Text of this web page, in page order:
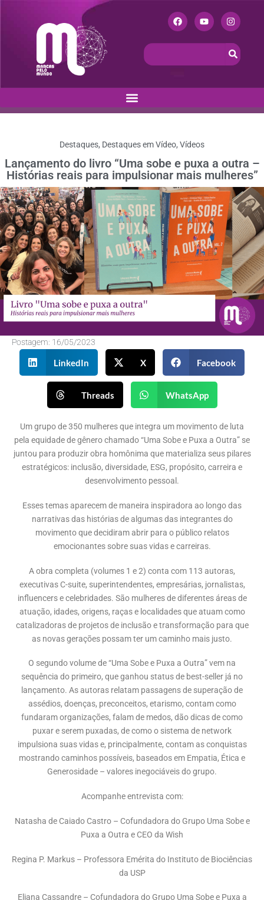
Destaques, Destaques em Vídeo, Vídeos
Lançamento do livro “Uma sobe e puxa a outra –
Histórias reais para impulsionar mais mulheres”
Postagem: 16/05/2023
LinkedIn X Facebook
Threads WhatsApp
Um grupo de 350 mulheres que integra um movimento de luta
pela equidade de gênero chamado “Uma Sobe e Puxa a Outra” se
juntou para produzir obra homônima que materializa seus pilares
estratégicos: inclusão, diversidade, ESG, propósito, carreira e
desenvolvimento pessoal.
Esses temas aparecem de maneira inspiradora ao longo das
narrativas das histórias de algumas das integrantes do
movimento que decidiram abrir para o público relatos
emocionantes sobre suas vidas e carreiras.
A obra completa (volumes 1 e 2) conta com 113 autoras,
executivas C-suite, superintendentes, empresárias, jornalistas,
influencers e celebridades. São mulheres de diferentes áreas de
atuação, idades, origens, raças e localidades que atuam como
catalizadoras de projetos de inclusão e transformação para que
as novas gerações possam ter um caminho mais justo.
O segundo volume de “Uma Sobe e Puxa a Outra” vem na
sequência do primeiro, que ganhou status de best-seller já no
lançamento. As autoras relatam passagens de superação de
assédios, doenças, preconceitos, etarismo, contam como
fundaram organizações, falam de medos, dão dicas de como
puxar e serem puxadas, de como o sistema de network
impulsiona suas vidas e, principalmente, contam as conquistas
mostrando caminhos possíveis, baseados em Empatia, Ética e
Generosidade – valores inegociáveis do grupo.
Acompanhe entrevista com:
Natasha de Caiado Castro – Cofundadora do Grupo Uma Sobe e
Puxa a Outra e CEO da Wish
Regina P. Markus – Professora Emérita do Instituto de Biociências
da USP
Eliana Cassandre – Cofundadora do Grupo Uma Sobe e Puxa a